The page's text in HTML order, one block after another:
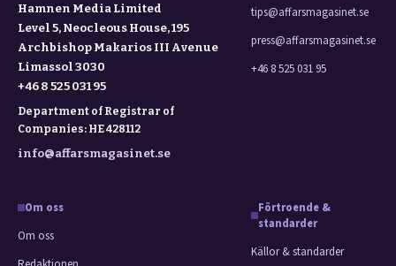
Hamnen Media Limited
Level 5, Neocleous House, 195
Archbishop Makarios III Avenue
Limassol 3030
+46 8 525 031 95
Department of Registrar of
Companies: HE 428112
info@affarsmagasinet.se
tips@affarsmagasinet.se
press@affarsmagasinet.se
+46 8 525 031 95
Om oss
Om oss
Förtroende &
standarder
Källor & standarder